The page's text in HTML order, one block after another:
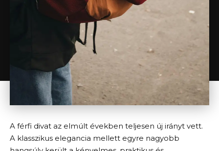
A férfi divat az elmúlt években teljesen új irányt vett.
A klasszikus elegancia mellett egyre nagyobb